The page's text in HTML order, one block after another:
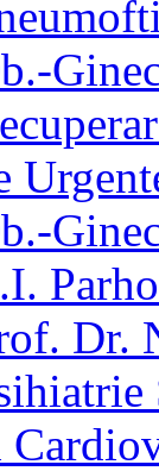
Dr.